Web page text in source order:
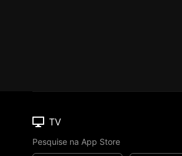
TV
Pesquise na App Store